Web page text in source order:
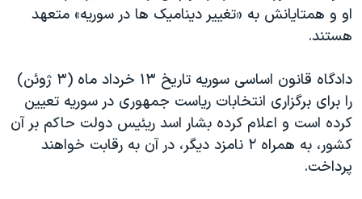
اعتراضات مردمی آبان ۹۸
نرگس محمدی برنده جایزه نوبل صلح
همایش محافظه‌کاران آمریکا «سی‌پک»
صفحه‌های ویژه
سفر پرزیدنت ترامپ به چین
او و همتایانش به «تغییر دینامیک ها در سوریه» متعهد
هستند.
دادگاه قانون اساسی سوریه تاریخ ۱۳ خرداد ماه (۳ ژوئن)
را برای برگزاری انتخابات ریاست جمهوری در سوریه تعیین
کرده است و اعلام کرده بشار اسد ریئیس دولت حاکم بر آن
کشور، به همراه ۲ نامزد دیگر، در آن به رقابت خواهند
پرداخت.